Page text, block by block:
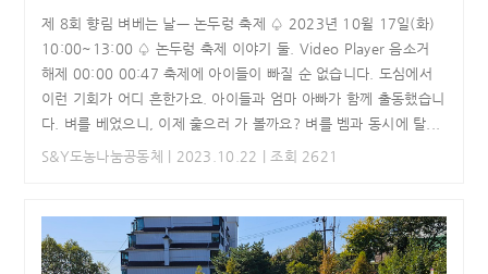
제 8회 향림 벼베는 날ㅡ 논두렁 축제 ♤ 2023년 10윌 17일(화)
10:00~13:00 ♤ 논두렁 축제 이야기 둘. Video Player 음소거
해제 00:00 00:47 축제에 아이들이 빠질 순 없습니다. 도심에서
이런 기회가 어디 흔한가요. 아이들과 엄마 아빠가 함께 출동했습니
다. 벼를 베었으니, 이제 훑으러 가 볼까요? 벼를 벰과 동시에 탈...
S&Y도농나눔공동체
| 2023.10.22 | 조회 2621